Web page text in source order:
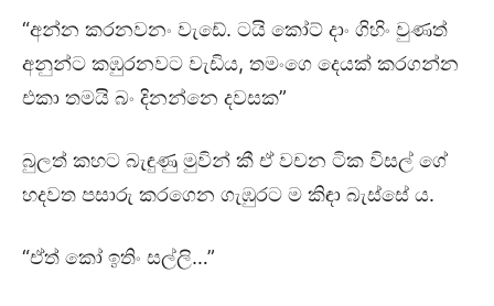
“අන්න කරනවනං වැඩේ. ටයි කෝට් දාං ගිහිං වුණත්
අනුන්ට කඹුරනවට වැඩිය, තමංගෙ දෙයක් කරගන්න
එකා තමයි බං දිනන්නෙ දවසක”
බුලත් කහට බැඳුණු මුවින් කී ඒ වචන ටික විසල් ගේ
හදවත පසාරු කරගෙන ගැඹුරට ම කිඳා බැස්සේ ය.
“ඒත් කෝ ඉතිං සල්ලි…”